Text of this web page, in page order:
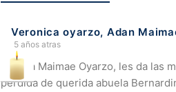
Veronica oyarzo, Adan
5 años atras
Familia Maimae Oyarzo, les da
perdida de querida abuela